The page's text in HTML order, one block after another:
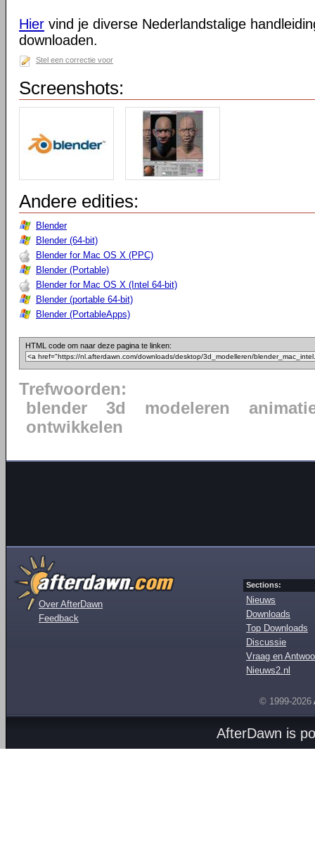
Hier vind je diverse Nederlandstalige
downloaden.
Stel een correctie voor
Screenshots:
Andere edities:
Blender
Blender (64-bit)
Blender for Mac OS X (PPC)
Blender (Portable)
Blender for Mac OS X (Intel 64-bit)
Blender (portable 64-bit)
Blender (PortableApps)
HTML code om naar deze pagina te linken:
Trefwoorden:
blender
3d modeleren
ontwikkelen
Over AfterDawn
Feedback
Sections:
Nieuws
Downloads
Top Downloads
Discussie
Vraag en
Nieuws2.nl
© 1999-2026
AfterDawn is